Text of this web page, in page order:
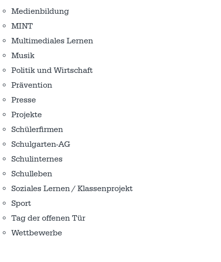
Medienbildung
MINT
Multimediales Lernen
Musik
Politik und Wirtschaft
Prävention
Presse
Projekte
Schülerfirmen
Schulgarten-AG
Schulinternes
Schulleben
Soziales Lernen / Klassenprojekt
Sport
Tag der offenen Tür
Wettbewerbe